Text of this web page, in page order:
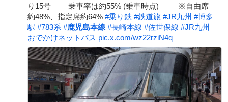
り15号 乗車率は約55% (乗車時点) ※自由席
約48%、指定席約64% #乗り鉄 #鉄道旅 #JR九州 #博多
駅 #783系 #鹿児島本線 #長崎本線 #佐世保線 #JR九州
おでかけネットパス pic.x.com/wz22rziN4q